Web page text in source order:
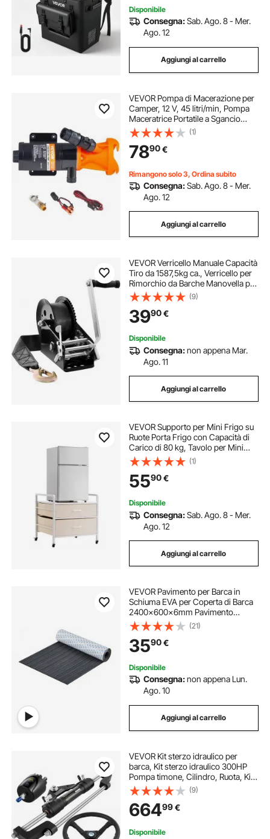
Disponibile
Consegna:Sab. Ago. 8 - Mer.
Ago. 12
Aggiungi al carrello
VEVOR Pompa di Macerazione per
Camper, 12 V, 45 litri/min, Pompa
Maceratrice Portatile a Sgancio
Rapido con Valvola di
Collegamento Rapido Rimovibile,
Fascetta Stringitubo, per Acque
Reflue RV Barca
(1)
7890€
Rimangono solo 3, Ordina subito
Consegna:Sab. Ago. 8 - Mer.
Ago. 12
Aggiungi al carrello
VEVOR Verricello Manuale Capacità
Tiro da 1587,5kg ca., Verricello per
Rimorchio da Barche Manovella per
Carichi Pesanti con Cinghia in
Poliestere da 10 m ca., Verricello
Manuale per Rimorchio Barca
(9)
3990€
Disponibile
Consegna:non appena Mar.
Ago. 11
Aggiungi al carrello
VEVOR Supporto per Mini Frigo su
Ruote Porta Frigo con Capacità di
Carico di 80 kg, Tavolo per Mini
Frigo con 2 Cassetti e 4 Ruote
Girevoli, Ripiano Mobile per Frigo
per Dormitorio Ufficio Bianco
(1)
5590€
Disponibile
Consegna:Sab. Ago. 8 - Mer.
Ago. 12
Aggiungi al carrello
VEVOR Pavimento per Barca in
Schiuma EVA per Coperta di Barca
2400x600x6mm Pavimento
Autoadesivo Antiscivolo 14400 cm²
Tappeto Marino per Barche, Yacht,
Pontoni, Coperte di Kayak
(21)
3590€
Disponibile
Consegna:non appena Lun.
Ago. 10
Aggiungi al carrello
VEVOR Kit sterzo idraulico per
barca, Kit sterzo idraulico 300HP
Pompa timone, Cilindro, Ruota, Kit
di guarnizioni sterzo idraulico per
tubo flessibile da 24 piedi, Sistema
di sterzo per barca resiste
(9)
66499€
Disponibile